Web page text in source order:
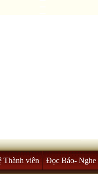
Thành viên Đọc Báo- Nghe